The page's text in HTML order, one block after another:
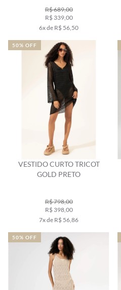
R$ 689,00
R$ 339,00
6x de R$ 56,50
VESTIDO CURTO TRICOT
GOLD PRETO
R$ 798,00
R$ 398,00
7x de R$ 56,86
50% OFF
50% OFF